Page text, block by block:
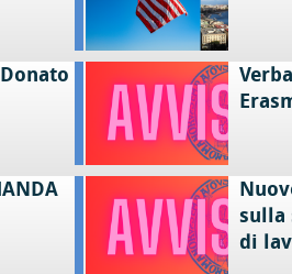
sulla
di